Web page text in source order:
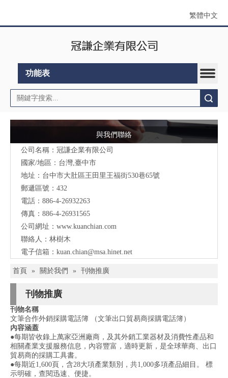
繁體中文
功能表
與我們聯絡
公司名稱：冠謙企業有限公司
國家/地區：台灣,臺中市
地址：台中市大肚區王田里王福街530巷65號
郵遞區號：432
電話：886-4-26932263
傳真：886-4-26931565
公司網址： www.kuanchian.com
聯絡人：林樹木
電子信箱： kuan.chian@msa.hinet.net
首頁 » 關於我們 » 刊物推廣
刊物推廣
刊物名稱
文筆合作外銷採購電話簿 （文筆出口貿易商採購電話簿）
內容涵蓋
●每期皆收錄上萬家亞洲廠商，及其外銷工業器材及消費性產品和
相關產業支援服務信息，內容豐富，適時更新，是全球華商、出口
貿易商的採購工具書。
●每期近1,600頁，含28大項產業類別，共1,000多項產品細目。 標
示明確，查閱迅速、便捷。